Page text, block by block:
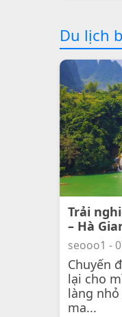
Du lịch
Trải
– Hà
seooo1 -
Chuyến
lại cho
làng
ma...